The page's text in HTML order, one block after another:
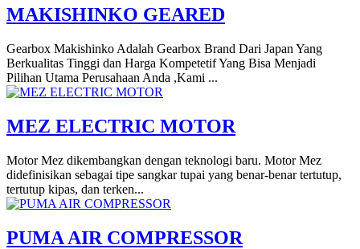
MAKISHINKO GEARED
Gearbox Makishinko Adalah Gearbox Brand Dari Japan Yang
Berkualitas Tinggi dan Harga Kompetetif Yang Bisa Menjadi
Pilihan Utama Perusahaan Anda ,Kami ...
MEZ ELECTRIC MOTOR
Motor Mez dikembangkan dengan teknologi baru. Motor Mez
didefinisikan sebagai tipe sangkar tupai yang benar-benar tertutup,
tertutup kipas, dan terken...
PUMA AIR COMPRESSOR